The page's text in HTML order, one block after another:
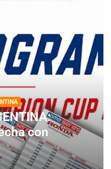
con